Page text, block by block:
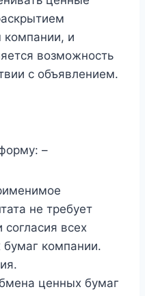
компании, и
возможность
с объявлением.
–
не требует
согласия всех
компании.
ценных бумаг